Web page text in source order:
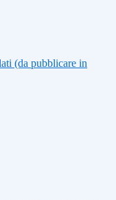
(da pubblicare in